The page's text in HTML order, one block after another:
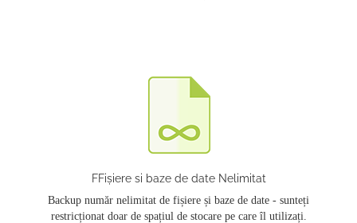
FFișiere si baze de date Nelimitat
Backup număr nelimitat de fișiere și baze de date - sunteți
restricționat doar de spațiul de stocare pe care îl utilizați.